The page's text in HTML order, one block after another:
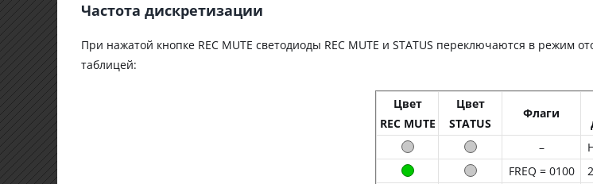
Частота дискретизации
При нажатой кнопке REC MUTE светодиоды REC MUTE и STATUS переключаются в режим
таблицей:
Цвет
REC MUTE
Цвет
STATUS
Флаги
–
FREQ = 0100